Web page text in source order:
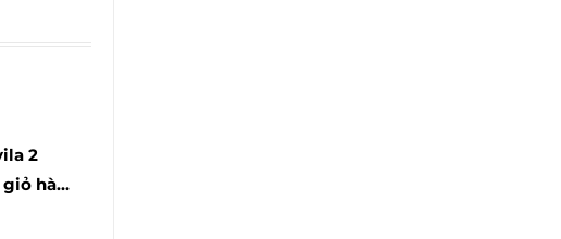
2
hàng